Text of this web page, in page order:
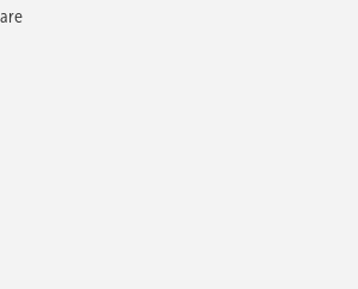
kurzfristige Rückschritte. Die kommenden
um soziale Gerechtigkeit, Klimaschutz und
im Gebäudesektor voranzutreiben – er darf
werden.
der DUH:
auf Stimmenfang zu gehen,
die Menschen mit den
Wärmewende allein zu lassen. Dabei hat